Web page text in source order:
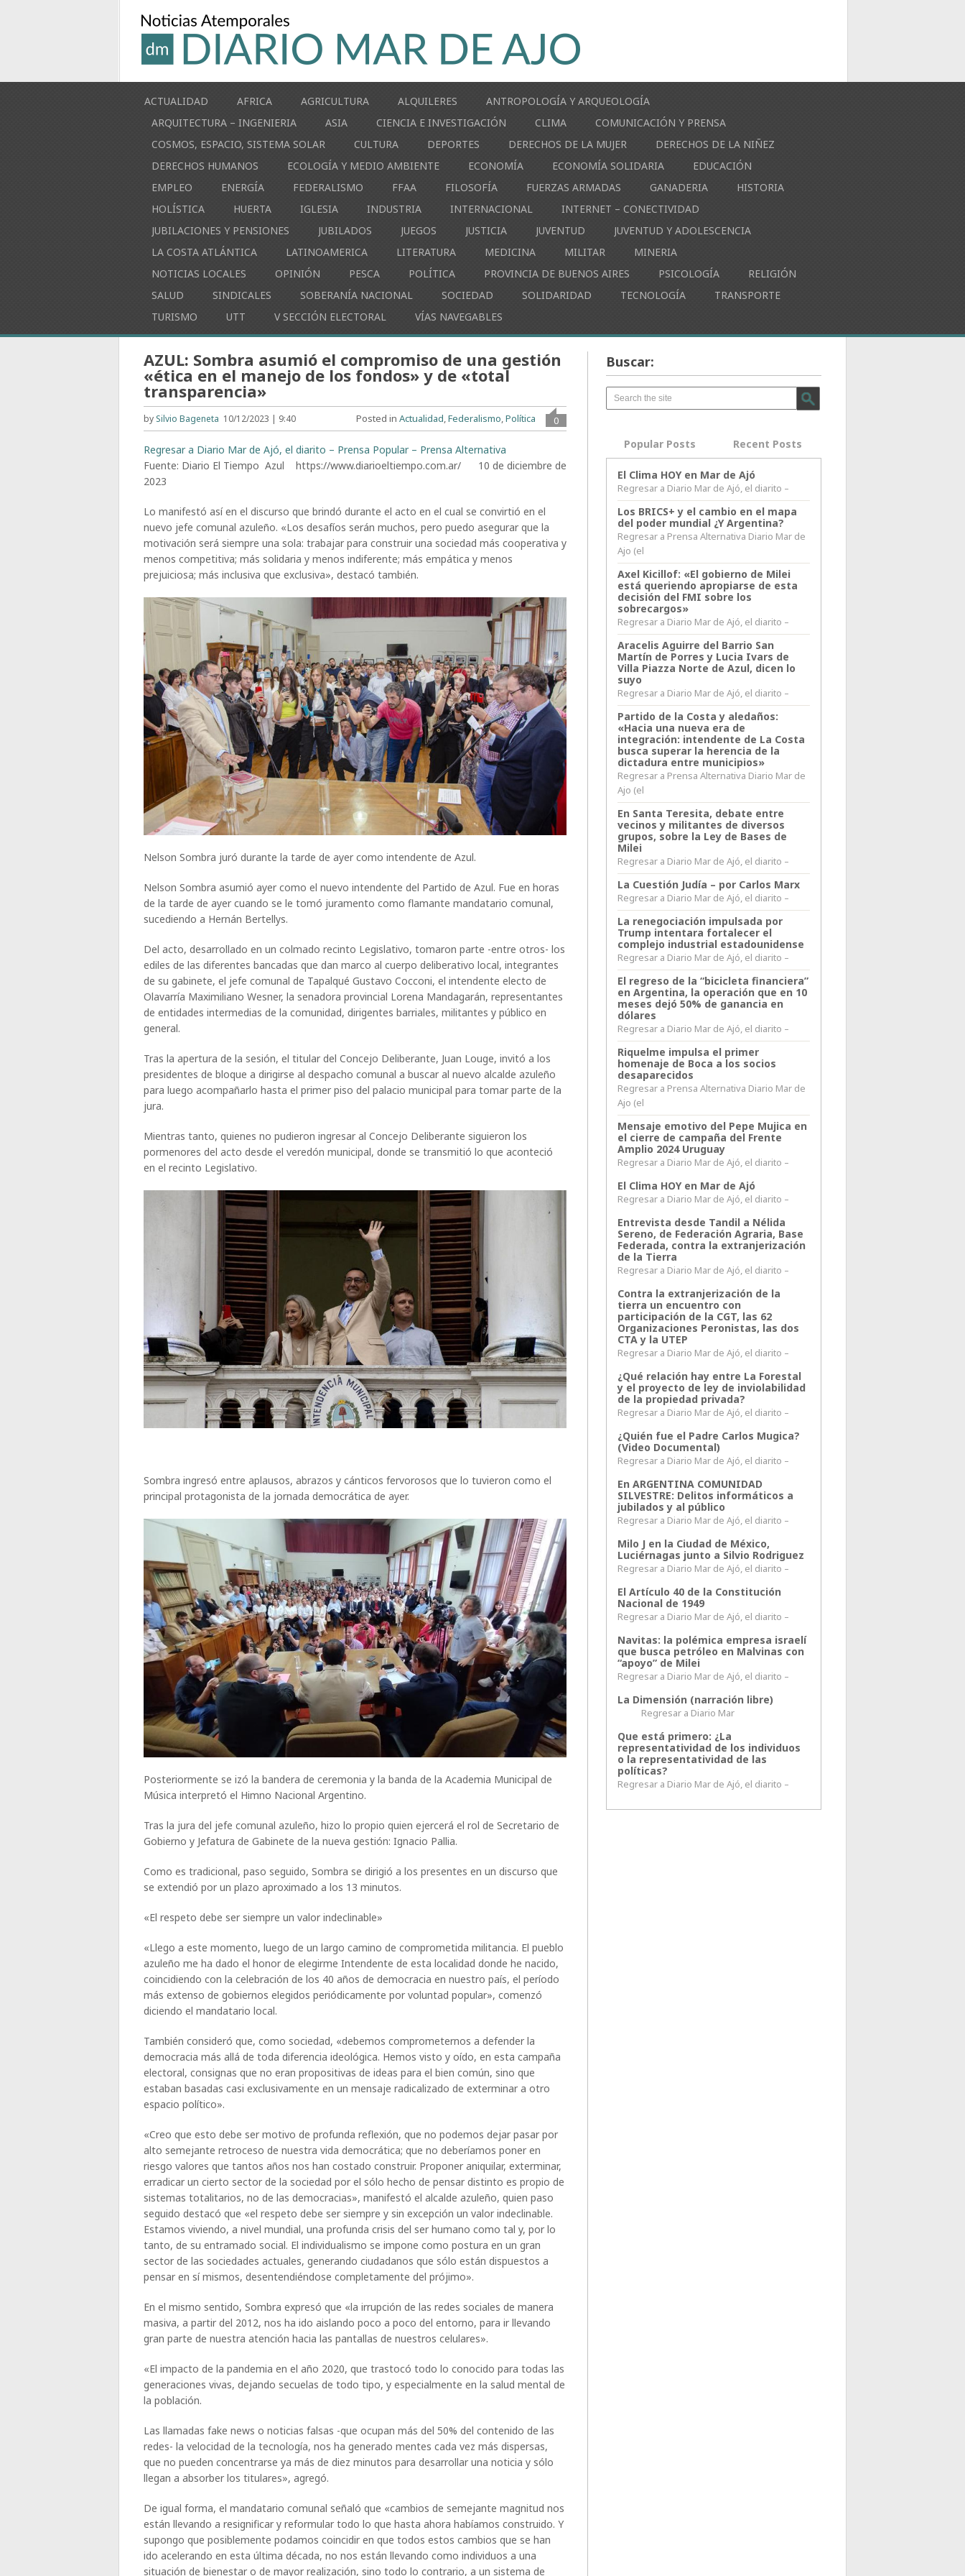
ACTUALIDAD AFRICA AGRICULTURA ALQUILERES
ANTROPOLOGÍA Y ARQUEOLOGÍA
ARQUITECTURA – INGENIERIA
ASIA CIENCIA E INVESTIGACIÓN CLIMA
COMUNICACIÓN Y PRENSA
COSMOS, ESPACIO, SISTEMA SOLAR
CULTURA DEPORTES DERECHOS DE LA MUJER
DERECHOS DE LA NIÑEZ
DERECHOS HUMANOS
ECOLOGÍA Y MEDIO AMBIENTE ECONOMÍA ECONOMÍA SOLIDARIA
EDUCACIÓN
EMPLEO
ENERGÍA FEDERALISMO FFAA FILOSOFÍA FUERZAS ARMADAS GANADERIA
HISTORIA
HOLÍSTICA
HUERTA IGLESIA INDUSTRIA INTERNACIONAL
INTERNET – CONECTIVIDAD
JUBILACIONES Y PENSIONES
JUBILADOS JUEGOS JUSTICIA JUVENTUD
JUVENTUD Y ADOLESCENCIA
LA COSTA ATLÁNTICA
LATINOAMERICA LITERATURA MEDICINA MILITAR
MINERIA
NOTICIAS LOCALES
OPINIÓN PESCA POLÍTICA PROVINCIA DE BUENOS AIRES PSICOLOGÍA
RELIGIÓN
SALUD
SINDICALES SOBERANÍA NACIONAL SOCIEDAD SOLIDARIDAD TECNOLOGÍA
TRANSPORTE
TURISMO
UTT V SECCIÓN ELECTORAL VÍAS NAVEGABLES
AZUL: Sombra asumió el compromiso de una gestión
«ética en el manejo de los fondos» y de «total
transparencia»
by Silvio Bageneta 10/12/2023 | 9:40 0
Posted inActualidad,Federalismo,Política
Regresar a Diario Mar de Ajó, el diarito – Prensa Popular – Prensa Alternativa
Fuente: Diario El Tiempo Azul https://www.diarioeltiempo.com.ar/ 10 de diciembre de
2023
Lo manifestó así en el discurso que brindó durante el acto en el cual se convirtió en el
nuevo jefe comunal azuleño. «Los desafíos serán muchos, pero puedo asegurar que la
motivación será siempre una sola: trabajar para construir una sociedad más cooperativa y
menos competitiva; más solidaria y menos indiferente; más empática y menos
prejuiciosa; más inclusiva que exclusiva», destacó también.
Nelson Sombra juró durante la tarde de ayer como intendente de Azul.
Nelson Sombra asumió ayer como el nuevo intendente del Partido de Azul. Fue en horas
de la tarde de ayer cuando se le tomó juramento como flamante mandatario comunal,
sucediendo a Hernán Bertellys.
Del acto, desarrollado en un colmado recinto Legislativo, tomaron parte -entre otros- los
ediles de las diferentes bancadas que dan marco al cuerpo deliberativo local, integrantes
de su gabinete, el jefe comunal de Tapalqué Gustavo Cocconi, el intendente electo de
Olavarría Maximiliano Wesner, la senadora provincial Lorena Mandagarán, representantes
de entidades intermedias de la comunidad, dirigentes barriales, militantes y público en
general.
Tras la apertura de la sesión, el titular del Concejo Deliberante, Juan Louge, invitó a los
presidentes de bloque a dirigirse al despacho comunal a buscar al nuevo alcalde azuleño
para luego acompañarlo hasta el primer piso del palacio municipal para tomar parte de la
jura.
Mientras tanto, quienes no pudieron ingresar al Concejo Deliberante siguieron los
pormenores del acto desde el veredón municipal, donde se transmitió lo que aconteció
en el recinto Legislativo.
Sombra ingresó entre aplausos, abrazos y cánticos fervorosos que lo tuvieron como el
principal protagonista de la jornada democrática de ayer.
Posteriormente se izó la bandera de ceremonia y la banda de la Academia Municipal de
Música interpretó el Himno Nacional Argentino.
Tras la jura del jefe comunal azuleño, hizo lo propio quien ejercerá el rol de Secretario de
Gobierno y Jefatura de Gabinete de la nueva gestión: Ignacio Pallia.
Como es tradicional, paso seguido, Sombra se dirigió a los presentes en un discurso que
se extendió por un plazo aproximado a los 13 minutos.
«El respeto debe ser siempre un valor indeclinable»
«Llego a este momento, luego de un largo camino de comprometida militancia. El pueblo
azuleño me ha dado el honor de elegirme Intendente de esta localidad donde he nacido,
coincidiendo con la celebración de los 40 años de democracia en nuestro país, el período
más extenso de gobiernos elegidos periódicamente por voluntad popular», comenzó
diciendo el mandatario local.
También consideró que, como sociedad, «debemos comprometernos a defender la
democracia más allá de toda diferencia ideológica. Hemos visto y oído, en esta campaña
electoral, consignas que no eran propositivas de ideas para el bien común, sino que
estaban basadas casi exclusivamente en un mensaje radicalizado de exterminar a otro
espacio político».
«Creo que esto debe ser motivo de profunda reflexión, que no podemos dejar pasar por
alto semejante retroceso de nuestra vida democrática; que no deberíamos poner en
riesgo valores que tantos años nos han costado construir. Proponer aniquilar, exterminar,
erradicar un cierto sector de la sociedad por el sólo hecho de pensar distinto es propio de
sistemas totalitarios, no de las democracias», manifestó el alcalde azuleño, quien paso
seguido destacó que «el respeto debe ser siempre y sin excepción un valor indeclinable.
Estamos viviendo, a nivel mundial, una profunda crisis del ser humano como tal y, por lo
tanto, de su entramado social. El individualismo se impone como postura en un gran
sector de las sociedades actuales, generando ciudadanos que sólo están dispuestos a
pensar en sí mismos, desentendiéndose completamente del prójimo».
En el mismo sentido, Sombra expresó que «la irrupción de las redes sociales de manera
masiva, a partir del 2012, nos ha ido aislando poco a poco del entorno, para ir llevando
gran parte de nuestra atención hacia las pantallas de nuestros celulares».
«El impacto de la pandemia en el año 2020, que trastocó todo lo conocido para todas las
generaciones vivas, dejando secuelas de todo tipo, y especialmente en la salud mental de
la población.
Las llamadas fake news o noticias falsas -que ocupan más del 50% del contenido de las
redes- la velocidad de la tecnología, nos ha generado mentes cada vez más dispersas,
que no pueden concentrarse ya más de diez minutos para desarrollar una noticia y sólo
llegan a absorber los titulares», agregó.
De igual forma, el mandatario comunal señaló que «cambios de semejante magnitud nos
están llevando a resignificar y reformular todo lo que hasta ahora habíamos construido. Y
supongo que posiblemente podamos coincidir en que todos estos cambios que se han
ido acelerando en esta última década, no nos están llevando como individuos a una
situación de bienestar o de mayor realización, sino todo lo contrario, a un sistema de
Buscar:
Popular Posts Recent Posts
El Clima HOY en Mar de Ajó
Regresar a Diario Mar de Ajó, el diarito –
Los BRICS+ y el cambio en el mapa
del poder mundial ¿Y Argentina?
Regresar a Prensa Alternativa Diario Mar de
Ajo (el
Axel Kicillof: «El gobierno de Milei
está queriendo apropiarse de esta
decisión del FMI sobre los
sobrecargos»
Regresar a Diario Mar de Ajó, el diarito –
Aracelis Aguirre del Barrio San
Martín de Porres y Lucia Ivars de
Villa Piazza Norte de Azul, dicen lo
suyo
Regresar a Diario Mar de Ajó, el diarito –
Partido de la Costa y aledaños:
«Hacia una nueva era de
integración: intendente de La Costa
busca superar la herencia de la
dictadura entre municipios»
Regresar a Prensa Alternativa Diario Mar de
Ajo (el
En Santa Teresita, debate entre
vecinos y militantes de diversos
grupos, sobre la Ley de Bases de
Milei
Regresar a Diario Mar de Ajó, el diarito –
La Cuestión Judía – por Carlos Marx
Regresar a Diario Mar de Ajó, el diarito –
La renegociación impulsada por
Trump intentara fortalecer el
complejo industrial estadounidense
Regresar a Diario Mar de Ajó, el diarito –
El regreso de la “bicicleta financiera”
en Argentina, la operación que en 10
meses dejó 50% de ganancia en
dólares
Regresar a Diario Mar de Ajó, el diarito –
Riquelme impulsa el primer
homenaje de Boca a los socios
desaparecidos
Regresar a Prensa Alternativa Diario Mar de
Ajo (el
Mensaje emotivo del Pepe Mujica en
el cierre de campaña del Frente
Amplio 2024 Uruguay
Regresar a Diario Mar de Ajó, el diarito –
El Clima HOY en Mar de Ajó
Regresar a Diario Mar de Ajó, el diarito –
Entrevista desde Tandil a Nélida
Sereno, de Federación Agraria, Base
Federada, contra la extranjerización
de la Tierra
Regresar a Diario Mar de Ajó, el diarito –
Contra la extranjerización de la
tierra un encuentro con
participación de la CGT, las 62
Organizaciones Peronistas, las dos
CTA y la UTEP
Regresar a Diario Mar de Ajó, el diarito –
¿Qué relación hay entre La Forestal
y el proyecto de ley de inviolabilidad
de la propiedad privada?
Regresar a Diario Mar de Ajó, el diarito –
¿Quién fue el Padre Carlos Mugica?
(Video Documental)
Regresar a Diario Mar de Ajó, el diarito –
En ARGENTINA COMUNIDAD
SILVESTRE: Delitos informáticos a
jubilados y al público
Regresar a Diario Mar de Ajó, el diarito –
Milo J en la Ciudad de México,
Luciérnagas junto a Silvio Rodriguez
Regresar a Diario Mar de Ajó, el diarito –
El Artículo 40 de la Constitución
Nacional de 1949
Regresar a Diario Mar de Ajó, el diarito –
Navitas: la polémica empresa israelí
que busca petróleo en Malvinas con
“apoyo” de Milei
Regresar a Diario Mar de Ajó, el diarito –
La Dimensión (narración libre)
Regresar a Diario Mar
Que está primero: ¿La
representatividad de los individuos
o la representatividad de las
políticas?
Regresar a Diario Mar de Ajó, el diarito –